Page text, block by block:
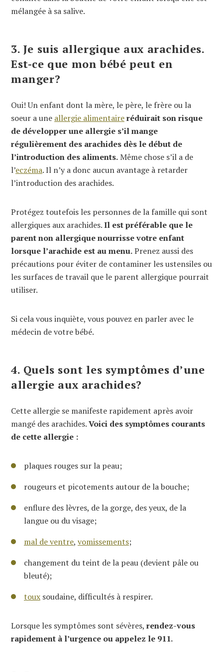
mélangée à sa salive.
3. Je suis allergique aux arachides.
Est-ce que mon bébé peut en
manger?
Oui! Un enfant dont la mère, le père, le frère ou la
soeur a une allergie alimentaireréduirait son risque
de développer une allergie s’il mange
régulièrement des arachides dès le début de
l’introduction des aliments.Même chose s’il a de
l’eczéma. Il n’y a donc aucun avantage à retarder
l’introduction des arachides.
Protégez toutefois les personnes de la famille qui sont
allergiques aux arachides.Il est préférable que le
parent non allergique nourrisse votre enfant
lorsque l’arachide est au menu.Prenez aussi des
précautions pour éviter de contaminer les ustensiles ou
les surfaces de travail que le parent allergique pourrait
utiliser.
Si cela vous inquiète, vous pouvez en parler avec le
médecin de votre bébé.
4. Quels sont les symptômes d’une
allergie aux arachides?
Cette allergie se manifeste rapidement après avoir
mangé des arachides.Voici des symptômes courants
de cette allergie :
plaques rouges sur la peau;
rougeurs et picotements autour de la bouche;
enflure des lèvres, de la gorge, des yeux, de la
langue ou du visage;
mal de ventre, vomissements;
changement du teint de la peau (devient pâle ou
bleuté);
toux soudaine, difficultés à respirer.
Lorsque les symptômes sont sévères, rendez-vous
rapidement à l’urgence ou appelez le 911.